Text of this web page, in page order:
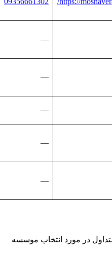
—
—
—
—
—
در مورد انتخاب موسسه